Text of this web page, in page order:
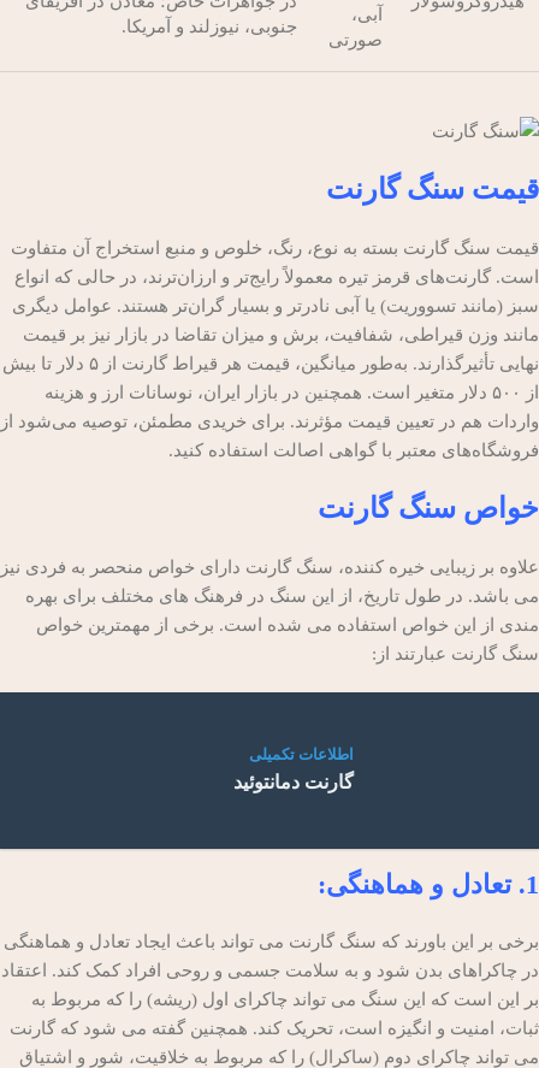
آبی،
صورتی
جنوبی، نیوزلند و آمریکا.
قیمت سنگ گارنت
قیمت سنگ گارنت بسته به نوع، رنگ، خلوص و منبع استخراج آن متفاوت
است. گارنت‌های قرمز تیره معمولاً رایج‌تر و ارزان‌ترند، در حالی که انواع
سبز (مانند تسووریت) یا آبی نادرتر و بسیار گران‌تر هستند. عوامل دیگری
مانند وزن قیراطی، شفافیت، برش و میزان تقاضا در بازار نیز بر قیمت
نهایی تأثیرگذارند. به‌طور میانگین، قیمت هر قیراط گارنت از ۵ دلار تا بیش
از ۵۰۰ دلار متغیر است. همچنین در بازار ایران، نوسانات ارز و هزینه
واردات هم در تعیین قیمت مؤثرند. برای خریدی مطمئن، توصیه می‌شود از
فروشگاه‌های معتبر با گواهی اصالت استفاده کنید.
خواص سنگ گارنت
علاوه بر زیبایی خیره کننده، سنگ گارنت دارای خواص منحصر به فردی نیز
می باشد. در طول تاریخ، از این سنگ در فرهنگ های مختلف برای بهره
مندی از این خواص استفاده می شده است. برخی از مهمترین خواص
سنگ گارنت عبارتند از:
اطلاعات تکمیلی
گارنت دمانتوئید
1. تعادل و هماهنگی:
برخی بر این باورند که سنگ گارنت می تواند باعث ایجاد تعادل و هماهنگی
در چاکراهای بدن شود و به سلامت جسمی و روحی افراد کمک کند. اعتقاد
بر این است که این سنگ می تواند چاکرای اول (ریشه) را که مربوط به
ثبات، امنیت و انگیزه است، تحریک کند. همچنین گفته می شود که گارنت
می تواند چاکرای دوم (ساکرال) را که مربوط به خلاقیت، شور و اشتیاق